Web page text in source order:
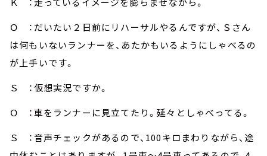
Ｏ ：だいたい２日前にリハーサルやるんですが、Ｓさん
は何もいないランナーを、あたかもいるようにしゃべるの
が上手いです。
Ｓ ：仮想実況ですか。
Ｏ ：車をランナーに見立てたり。延々としゃべってる。
Ｓ ：音声チェックがあるので、100キロまわりながら、途